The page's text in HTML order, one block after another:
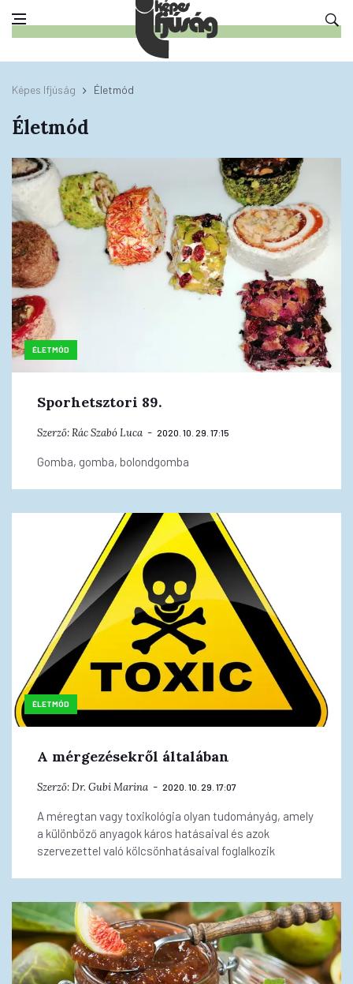
Képes Ifjúság Életmód
Életmód
ÉLETMÓD
Sporhetsztori 89.
Szerző:Rác Szabó Luca 2020. 10. 29. 17:15
Gomba, gomba, bolondgomba
ÉLETMÓD
A mérgezésekről általában
Szerző:Dr. Gubi Marina 2020. 10. 29. 17:07
A méregtan vagy toxikológia olyan tudományág, amely
a különböző anyagok káros hatásaival és azok
szervezettel való kölcsönhatásaival foglalkozik